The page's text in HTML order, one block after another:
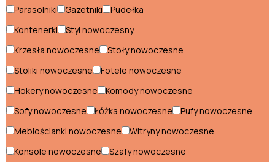
Fotele loftowe
Hokery loftowe
Komody loftowe
Krzesła loftowe
Łóżka loftowe
Narożniki loftowe
Parasolniki
Gazetniki
Pudełka
Kontenerki
Styl nowoczesny
Krzesła nowoczesne
Stoły nowoczesne
Stoliki nowoczesne
Fotele nowoczesne
Hokery nowoczesne
Komody nowoczesne
Sofy nowoczesne
Łóżka nowoczesne
Pufy nowoczesne
Meblościanki nowoczesne
Witryny nowoczesne
Konsole nowoczesne
Szafy nowoczesne